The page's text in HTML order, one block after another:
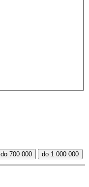
do 700 000 do 1 000 000